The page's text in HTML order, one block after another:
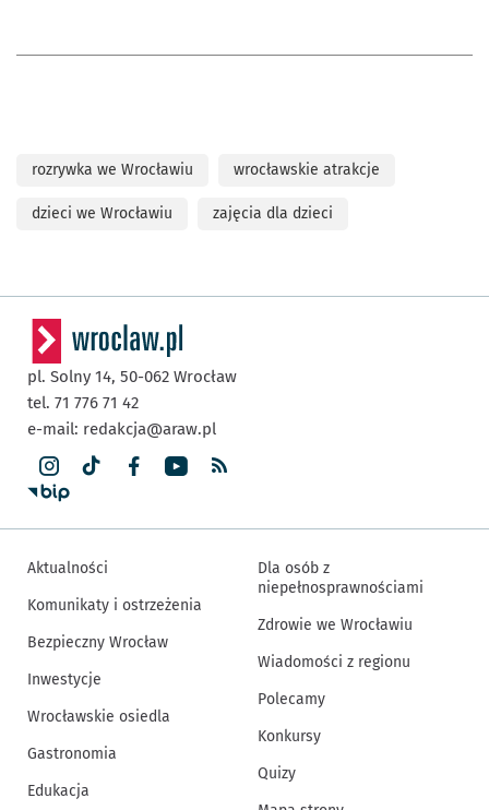
rozrywka we Wrocławiu wrocławskie atrakcje
dzieci we Wrocławiu zajęcia dla dzieci
pl. Solny 14, 50-062 Wrocław
tel. 71 776 71 42
e-mail: redakcja@araw.pl
Aktualności
Komunikaty i ostrzeżenia
Bezpieczny Wrocław
Inwestycje
Wrocławskie osiedla
Gastronomia
Edukacja
Dla osób z
niepełnosprawnościami
Zdrowie we Wrocławiu
Wiadomości z regionu
Polecamy
Konkursy
Quizy